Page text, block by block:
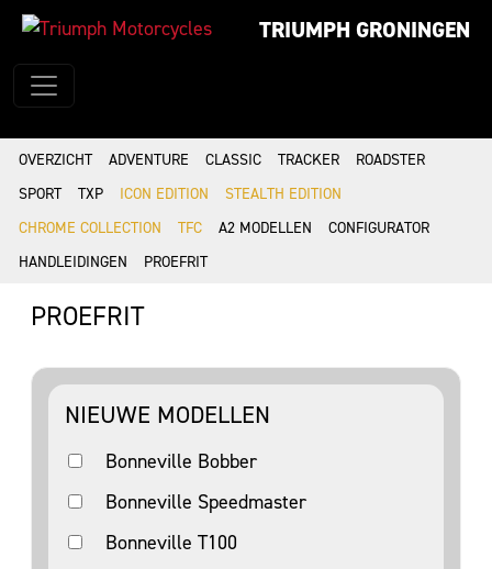
TRIUMPH GRONINGEN
OVERZICHT ADVENTURE CLASSIC TRACKER
ROADSTER
SPORT
TXP ICON EDITION
STEALTH EDITION
CHROME COLLECTION
TFC A2 MODELLEN
CONFIGURATOR
HANDLEIDINGEN
PROEFRIT
PROEFRIT
NIEUWE MODELLEN
Bonneville Bobber
Bonneville Speedmaster
Bonneville T100